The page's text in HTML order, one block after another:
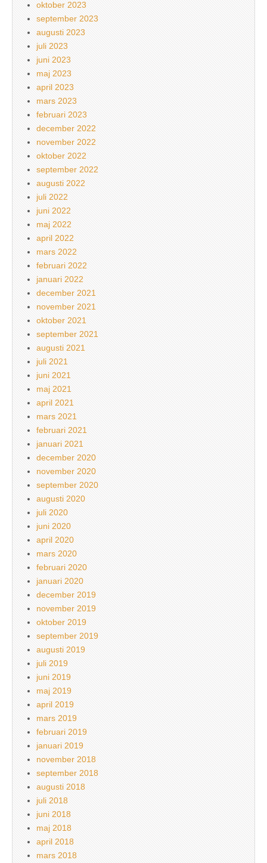
oktober 2023
september 2023
augusti 2023
juli 2023
juni 2023
maj 2023
april 2023
mars 2023
februari 2023
december 2022
november 2022
oktober 2022
september 2022
augusti 2022
juli 2022
juni 2022
maj 2022
april 2022
mars 2022
februari 2022
januari 2022
december 2021
november 2021
oktober 2021
september 2021
augusti 2021
juli 2021
juni 2021
maj 2021
april 2021
mars 2021
februari 2021
januari 2021
december 2020
november 2020
september 2020
augusti 2020
juli 2020
juni 2020
april 2020
mars 2020
februari 2020
januari 2020
december 2019
november 2019
oktober 2019
september 2019
augusti 2019
juli 2019
juni 2019
maj 2019
april 2019
mars 2019
februari 2019
januari 2019
november 2018
september 2018
augusti 2018
juli 2018
juni 2018
maj 2018
april 2018
mars 2018